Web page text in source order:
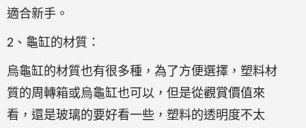
適合新手。
2、龜缸的材質：
烏龜缸的材質也有很多種，為了方便選擇，塑料材
質的周轉箱或烏龜缸也可以，但是從觀賞價值來
看，還是玻璃的要好看一些，塑料的透明度不太